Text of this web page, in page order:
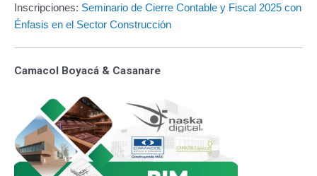
Inscripciones: Seminario de Cierre Contable y Fiscal 2025 con
Énfasis en el Sector Construcción
Camacol Boyacá & Casanare